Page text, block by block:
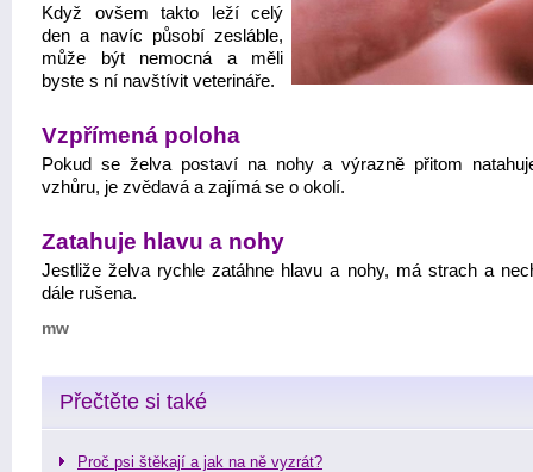
Když ovšem takto leží celý
den a navíc působí zesláble,
může být nemocná a měli
byste s ní navštívit veterináře.
Vzpřímená poloha
Pokud se želva postaví na nohy a výrazně přitom
vzhůru, je zvědavá a zajímá se o okolí.
Zatahuje hlavu a nohy
Jestliže želva rychle zatáhne hlavu a nohy, má strach a
dále rušena.
mw
Přečtěte si také
Proč psi štěkají a jak na ně vyzrát?